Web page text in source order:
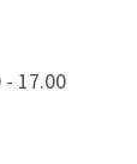
- 17.00